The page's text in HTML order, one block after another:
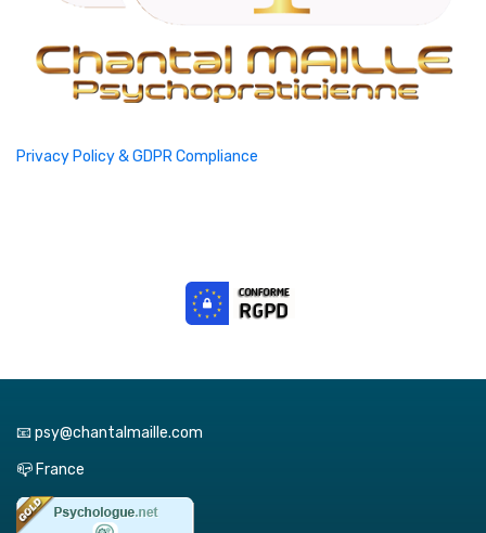
Privacy Policy & GDPR Compliance
📧 psy@chantalmaille.com
📪 France